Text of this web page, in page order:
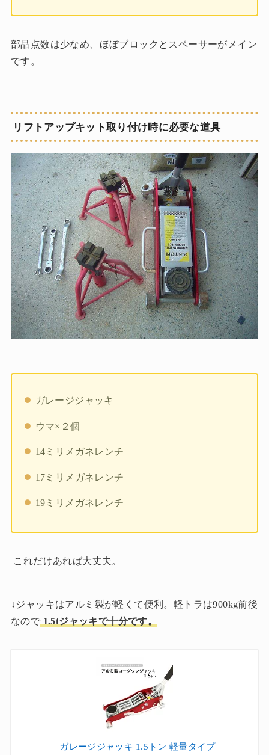
部品点数は少なめ、ほぼブロックとスペーサーがメイン
です。
リフトアップキット取り付け時に必要な道具
ガレージジャッキ
ウマ×２個
14ミリメガネレンチ
17ミリメガネレンチ
19ミリメガネレンチ
これだけあれば大丈夫。
↓ジャッキはアルミ製が軽くて便利。軽トラは900kg前後
なので 1.5tジャッキで十分です。
ガレージジャッキ 1.5トン 軽量タイプ